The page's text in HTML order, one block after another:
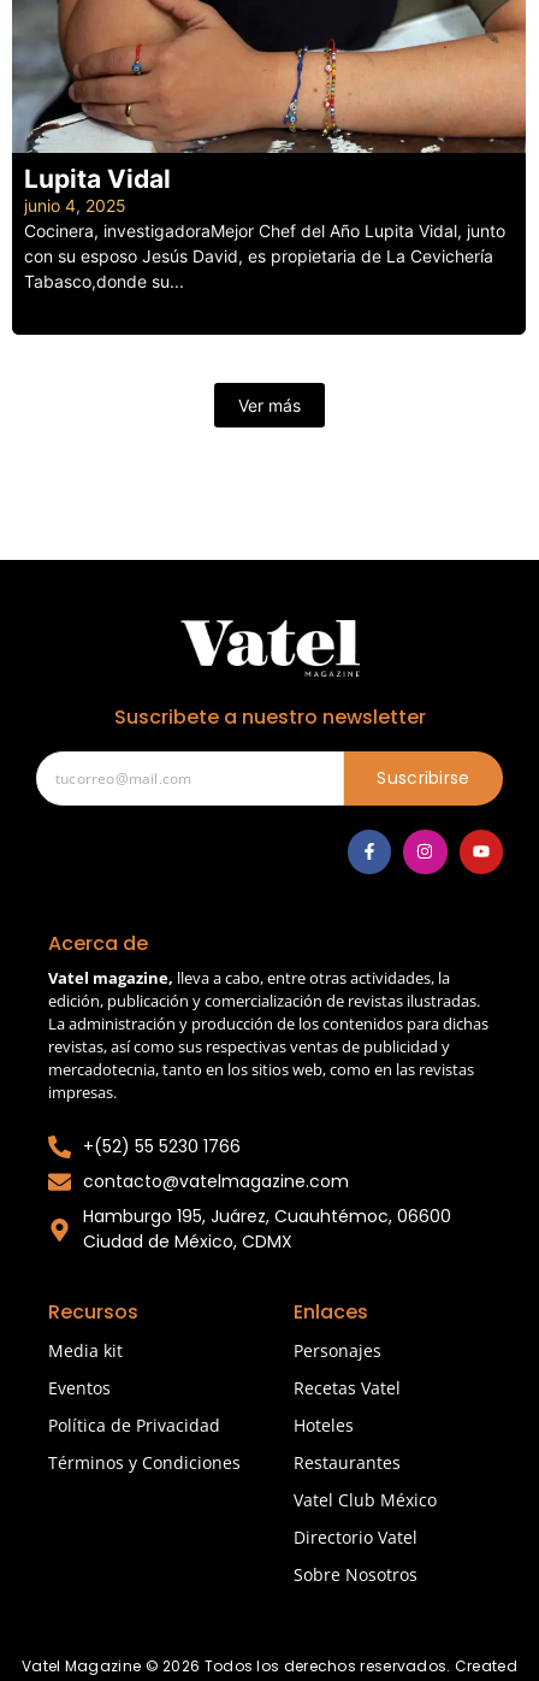
Lupita Vidal
junio 4, 2025
Cocinera, investigadoraMejor Chef del Año Lupita Vidal, junto
con su esposo Jesús David, es propietaria de La Cevichería
Tabasco,donde su...
Ver más
Suscribete a nuestro newsletter
Suscribirse
Acerca de
Vatel magazine, lleva a cabo, entre otras actividades, la
edición, publicación y comercialización de revistas ilustradas.
La administración y producción de los contenidos para dichas
revistas, así como sus respectivas ventas de publicidad y
mercadotecnia, tanto en los sitios web, como en las revistas
impresas.
+(52) 55 5230 1766
contacto@vatelmagazine.com
Hamburgo 195, Juárez, Cuauhtémoc, 06600
Ciudad de México, CDMX
Recursos
Media kit
Eventos
Política de Privacidad
Términos y Condiciones
Enlaces
Personajes
Recetas Vatel
Hoteles
Restaurantes
Vatel Club México
Directorio Vatel
Sobre Nosotros
Vatel Magazine © 2026 Todos los derechos reservados. Created